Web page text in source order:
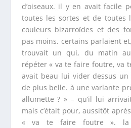
d’oiseaux. il y en avait facile
toutes les sortes et de toutes
couleurs bizarroïdes et des
pas moins. certains parlaient
trouvait un qui, du matin
répéter « va te faire foutre, va
avait beau lui vider dessus
de plus belle. à une variante
allumette ? » – qu’il lui
mais c’était pour, aussitôt
« va te faire foutre ». la